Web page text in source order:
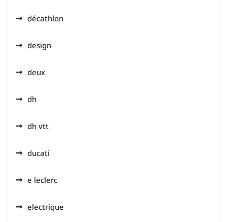
décathlon
design
deux
dh
dh vtt
ducati
e leclerc
electrique